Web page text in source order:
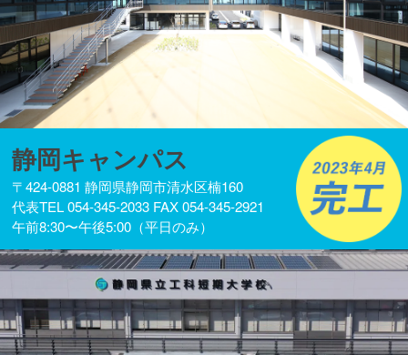
静岡キャンパス
〒424-0881 静岡県静岡市清水区楠160
代表TEL 054-345-2033 FAX 054-345-2921
午前8:30〜午後5:00（平日のみ）